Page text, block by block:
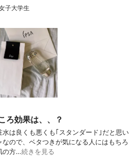
子大学生
ろ効果は、、？
は良くも悪くも｢スタンダード｣だと思い
なので、ベタつきが気になる人にはもちろ
の方…続きを見る